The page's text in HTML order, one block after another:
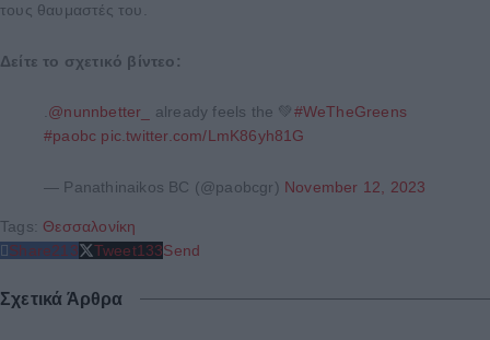
τους θαυμαστές του.
Δείτε το σχετικό βίντεο:
.@nunnbetter_ already feels the 💚#WeTheGreens
#paobc pic.twitter.com/LmK86yh81G
— Panathinaikos BC (@paobcgr) November 12, 2023
Tags: Θεσσαλονίκη
Share213 Tweet133Send
Σχετικά Άρθρα